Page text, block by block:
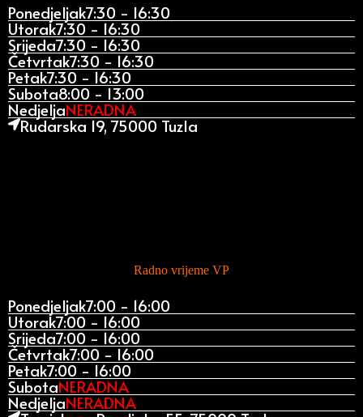
Ponedjeljak7:30 - 16:30
Utorak7:30 - 16:30
Srijeda7:30 - 16:30
Četvrtak7:30 - 16:30
Petak7:30 - 16:30
Subota8:00 - 13:00
NedjeljaNERADNA
Rudarska 19, 75000 Tuzla
Radno vrijeme VP
Ponedjeljak7:00 - 16:00
Utorak7:00 - 16:00
Srijeda7:00 - 16:00
Četvrtak7:00 - 16:00
Petak7:00 - 16:00
SubotaNERADNA
NedjeljaNERADNA